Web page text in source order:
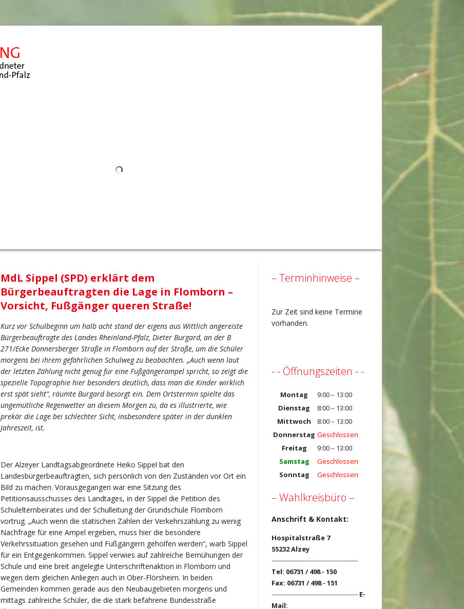
MdL Sippel (SPD) erklärt dem
Bürgerbeauftragten die Lage in Flomborn –
Vorsicht, Fußgänger queren Straße!
Kurz vor Schulbeginn um halb acht stand der eigens aus Wittlich angereiste
Bürgerbeauftragte des Landes Rheinland-Pfalz, Dieter Burgard, an der B
271/Ecke Donnersberger Straße in Flomborn auf der Straße, um die Schüler
morgens bei ihrem gefährlichen Schulweg zu beobachten. „Auch wenn laut
der letzten Zählung nicht genug für eine Fußgängerampel spricht, so zeigt die
spezielle Topographie hier besonders deutlich, dass man die Kinder wirklich
erst spät sieht“, räumte Burgard besorgt ein. Dem Ortstermin spielte das
ungemütliche Regenwetter an diesem Morgen zu, da es illustrierte, wie
prekär die Lage bei schlechter Sicht, insbesondere später in der dunklen
Jahreszeit, ist.
Der Alzeyer Landtagsabgeordnete Heiko Sippel bat den
Landesbürgerbeauftragten, sich persönlich von den Zuständen vor Ort ein
Bild zu machen. Vorausgegangen war eine Sitzung des
Petitionsausschusses des Landtages, in der Sippel die Petition des
Schulelternbeirates und der Schulleitung der Grundschule Flomborn
vortrug. „Auch wenn die statischen Zahlen der Verkehrszählung zu wenig
Nachfrage für eine Ampel ergeben, muss hier die besondere
Verkehrssituation gesehen und Fußgängern geholfen werden“, warb Sippel
für ein Entgegenkommen. Sippel verwies auf zahlreiche Bemühungen der
Schule und eine breit angelegte Unterschriftenaktion in Flomborn und
wegen dem gleichen Anliegen auch in Ober-Flörsheim. In beiden
Gemeinden kommen gerade aus den Neubaugebieten morgens und
mittags zahlreiche Schüler, die die stark befahrene Bundesstraße
– Terminhinweise –
Zur Zeit sind keine Termine
vorhanden.
- - Öffnungszeiten - -
Montag
9:00 – 13:00
Dienstag
8:00 – 13:00
Mittwoch
8:00 – 13:00
Donnerstag Geschlossen
Freitag
9:00 – 13:00
Samstag
Geschlossen
Sonntag
Geschlossen
– Wahlkreisbüro –
Anschrift & Kontakt:
Hospitalstraße 7
55232 Alzey
------------------------------------------
Tel: 06731 / 498 - 150
Fax: 06731 / 498 - 151
------------------------------------------ E-
Mail: